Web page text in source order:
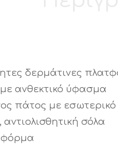
δερμάτινες
ανθεκτικό ύφασμα
πάτος με
αντιολισθητική σόλα
φόρμα